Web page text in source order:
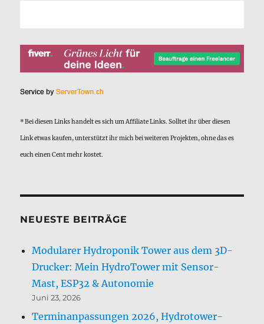
* Bei diesen Links handelt es sich um Affiliate Links. Solltet ihr über diesen
Link etwas kaufen, unterstützt ihr mich bei weiteren Projekten, ohne das es
euch einen Cent mehr kostet.
NEUESTE BEITRÄGE
Modularer Hydroponik Tower aus dem 3D-
Drucker: Mein HydroTower mit Sensor-
Mast, ESP32 & Autonomie
Juni 23, 2026
Terminanpassungen 2026, Hydrotower-